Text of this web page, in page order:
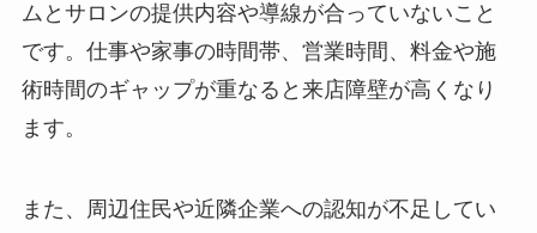
ムとサロンの提供内容や導線が合っていないこと
です。仕事や家事の時間帯、営業時間、料金や施
術時間のギャップが重なると来店障壁が高くなり
ます。
また、周辺住民や近隣企業への認知が不足してい